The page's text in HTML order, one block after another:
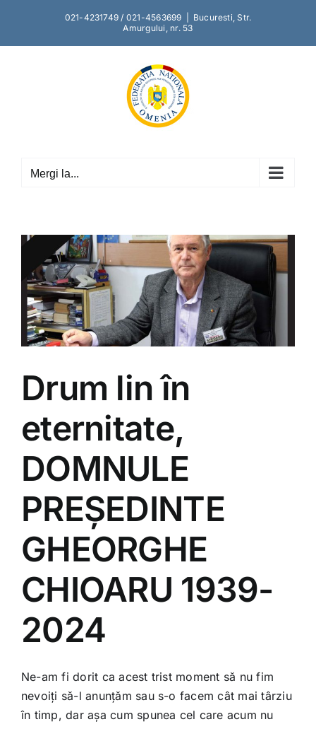
content
021-4231749 / 021-4563699
Bucuresti, Str.
Amurgului, nr. 53
Mergi la...
Drum lin în
eternitate,
DOMNULE
PREȘEDINTE
GHEORGHE
CHIOARU 1939-
2024
Ne-am fi dorit ca acest trist moment să nu fim
nevoiți să-l anunțăm sau s-o facem cât mai târziu
în timp, dar așa cum spunea cel care acum nu